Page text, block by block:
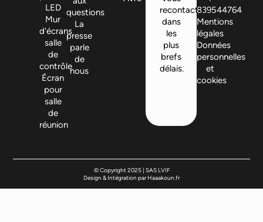
LED
Mur
d’écrans
salle
de
contrôle
Écran
pour
salle
de
réunion
questions
La
presse
parle
de
nous
recontactera
dans
les
plus
brefs
délais.
839544764
Mentions
légales
Données
personnelles
et
cookies
© Copyright 2025 | SAS LVIF
Design & Intégration par Haaakoun.fr